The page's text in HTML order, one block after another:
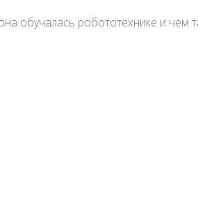
обучалась робототехнике и чем